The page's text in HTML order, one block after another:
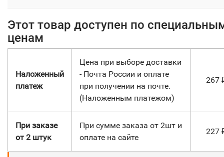
Этот товар доступен по
ценам
Наложенный
платеж
Цена при выборе доставки
- Почта России и оплате
при получении на почте.
(Наложенным платежом)
267
При заказе
от 2 штук
При сумме заказа от 2шт и
оплате на сайте
227